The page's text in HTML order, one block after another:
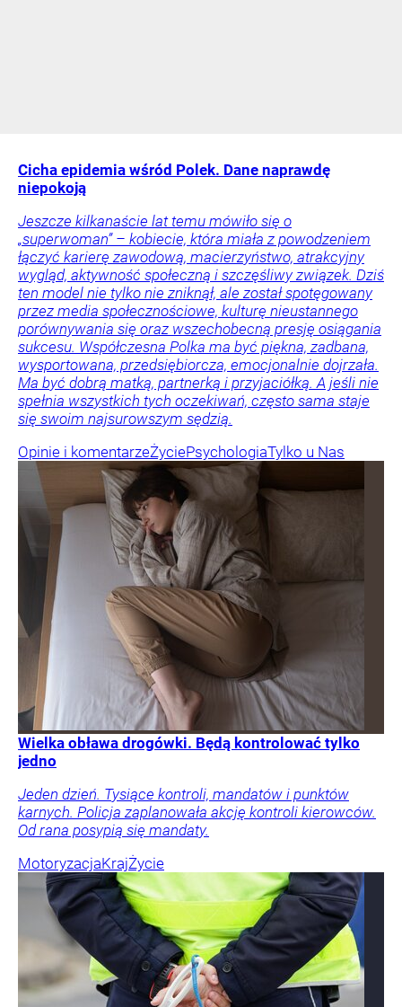
Cicha epidemia wśród Polek. Dane naprawdę
niepokoją
Jeszcze kilkanaście lat temu mówiło się o
„superwoman” – kobiecie, która miała z powodzeniem
łączyć karierę zawodową, macierzyństwo, atrakcyjny
wygląd, aktywność społeczną i szczęśliwy związek. Dziś
ten model nie tylko nie zniknął, ale został spotęgowany
przez media społecznościowe, kulturę nieustannego
porównywania się oraz wszechobecną presję osiągania
sukcesu. Współczesna Polka ma być piękna, zadbana,
wysportowana, przedsiębiorcza, emocjonalnie dojrzała.
Ma być dobrą matką, partnerką i przyjaciółką. A jeśli nie
spełnia wszystkich tych oczekiwań, często sama staje
się swoim najsurowszym sędzią.
Opinie i komentarzeŻyciePsychologiaTylko u Nas
Wielka obława drogówki. Będą kontrolować tylko
jedno
Jeden dzień. Tysiące kontroli, mandatów i punktów
karnych. Policja zaplanowała akcję kontroli kierowców.
Od rana posypią się mandaty.
MotoryzacjaKrajŻycie